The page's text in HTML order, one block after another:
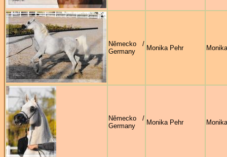
Německo /
Germany
Monika Pehr
Německo /
Germany
Monika Pehr